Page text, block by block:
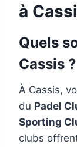
à
Quels
Cassis ?
À Cassis,
du Padel
Sporting
clubs